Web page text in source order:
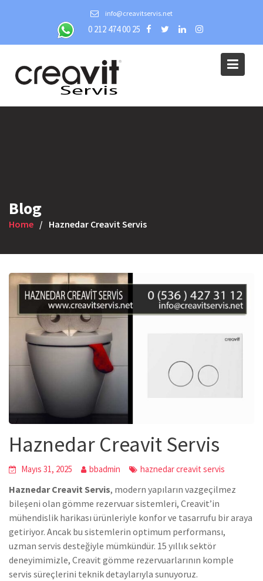
info@creavitservis.net
0 212 474 00 25
Blog
Home Haznedar Creavit Servis
Haznedar Creavit Servis
Mayıs 31, 2025 bbadmin haznedar creavit servis
Haznedar Creavit Servis, modern yapıların vazgeçilmez
bileşeni olan gömme rezervuar sistemleri, Creavit’in
mühendislik harikası ürünleriyle konfor ve tasarrufu bir araya
getiriyor. Ancak bu sistemlerin optimum performansı,
uzman servis desteğiyle mümkündür. 15 yıllık sektör
deneyimimizle, Creavit gömme rezervuarlarının komple
servis süreçlerini teknik detaylarıyla sunuyoruz.